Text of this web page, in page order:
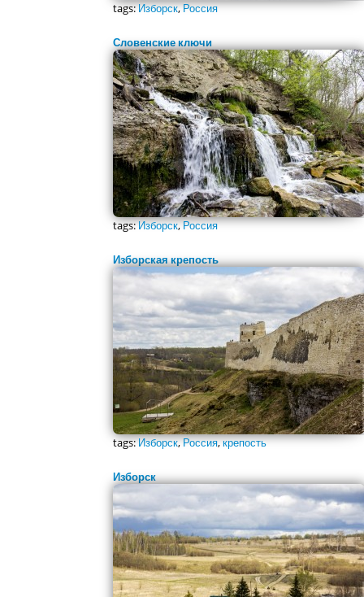
tags:Изборск,Россия
Словенские ключи
tags:Изборск,Россия
Изборская крепость
tags:Изборск,Россия,крепость
Изборск